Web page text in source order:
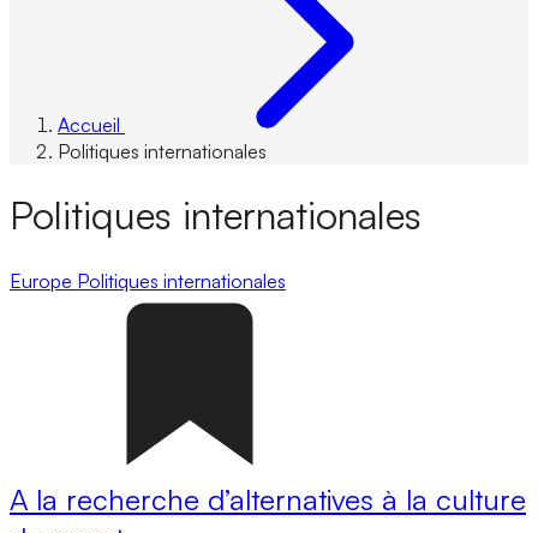
Accueil
Politiques internationales
Politiques internationales
Europe Politiques internationales
A la recherche d’alternatives à la culture